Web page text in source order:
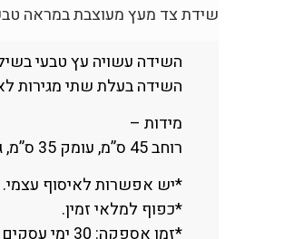
שידת צד מעץ מעוצבת במראה
השידה עשויה עץ טבעי
השידה בעלת שתי מגירות
מידות –
רוחב 45 ס”מ, עומק 35 ס”מ, גובה 55 ס”מ
*יש אפשרות לאיסוף עצמי.
*כפוף למלאי זמין.